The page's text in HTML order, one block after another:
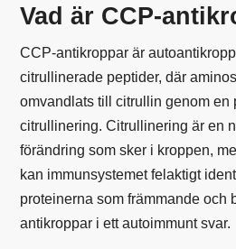
Vad är CCP-
CCP-antikroppar är
citrullinerade peptider, där
omvandlats till citrullin genom en
citrullinering. Citrullinering är en
förändring som sker i kroppen,
kan immunsystemet felaktigt
proteinerna som främmande och
antikroppar i ett autoimmunt svar.